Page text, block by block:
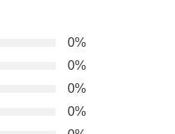
0%
0%
0%
0%